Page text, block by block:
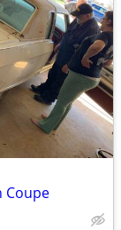
Coupe